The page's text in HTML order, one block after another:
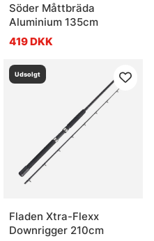
Söder Måttbräda
Aluminium 135cm
419 DKK
Udsolgt
Fladen Xtra-Flexx
Downrigger 210cm